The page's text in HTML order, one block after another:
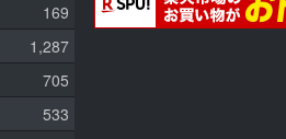
169
1,287
705
533